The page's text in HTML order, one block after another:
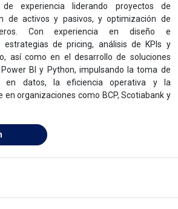
experiencia liderando proyectos de
de activos y pasivos, y optimización de
Con experiencia en diseño e
estrategias de pricing, análisis de KPIs y
así como en el desarrollo de soluciones
BI y Python, impulsando la toma de
en datos, la eficiencia operativa y la
en organizaciones como BCP, Scotiabank y